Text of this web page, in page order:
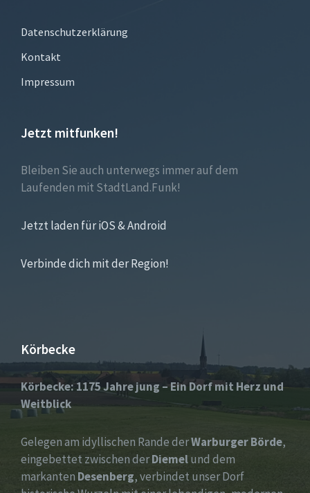
Datenschutzerklärung
Kontakt
Impressum
Jetzt mitfunken!
Bleiben Sie auch unterwegs immer auf dem
Laufenden mit StadtLand.Funk!
Jetzt laden für iOS & Android
Verbinde dich mit der Region!
Körbecke
Körbecke: 1175 Jahre jung – Ein Dorf mit Herz und
Weitblick
Gelegen am idyllischen Rande derWarburger Börde,
eingebettet zwischen derDiemelund dem
markanten Desenberg, verbindet unser Dorf